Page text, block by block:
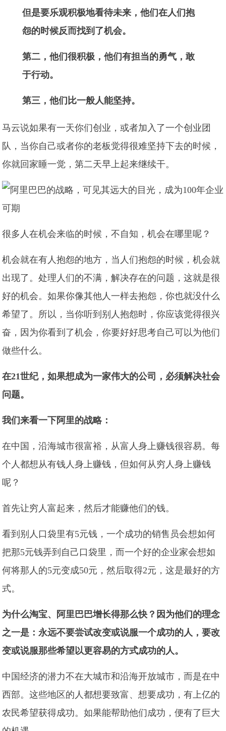
但是要乐观积极地看待未来，他们在人们抱
怨的时候反而找到了机会。
第二，他们很积极，他们有担当的勇气，敢
于行动。
第三，他们比一般人能坚持。
马云说如果有一天你们创业，或者加入了一个创业团
队，当你自己或者你的老板觉得很难坚持下去的时候，
你就回家睡一觉，第二天早上起来继续干。
很多人在机会来临的时候，不自知，机会在哪里呢？
机会就在有人抱怨的地方，当人们抱怨的时候，机会就
出现了。处理人们的不满，解决存在的问题，这就是很
好的机会。如果你像其他人一样去抱怨，你也就没什么
希望了。所以，当你听到别人抱怨时，你应该觉得很兴
奋，因为你看到了机会，你要好好思考自己可以为他们
做些什么。
在21世纪，如果想成为一家伟大的公司，必须解决社会
问题。
我们来看一下阿里的战略：
在中国，沿海城市很富裕，从富人身上赚钱很容易。每
个人都想从有钱人身上赚钱，但如何从穷人身上赚钱
呢？
首先让穷人富起来，然后才能赚他们的钱。
看到别人口袋里有5元钱，一个成功的销售员会想如何
把那5元钱弄到自己口袋里，而一个好的企业家会想如
何将那人的5元变成50元，然后取得2元，这是最好的方
式。
为什么淘宝、阿里巴巴增长得那么快？因为他们的理念
之一是：永远不要尝试改变或说服一个成功的人，要改
变或说服那些希望以更容易的方式成功的人。
中国经济的潜力不在大城市和沿海开放城市，而是在中
西部。这些地区的人都想要致富、想要成功，有上亿的
农民希望获得成功。如果能帮助他们成功，便有了巨大